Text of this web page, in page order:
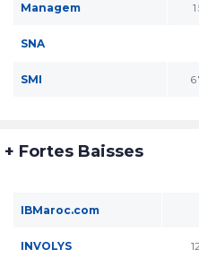
Managem
SNA
SMI
+ Fortes Baisses
IBMaroc.com
INVOLYS